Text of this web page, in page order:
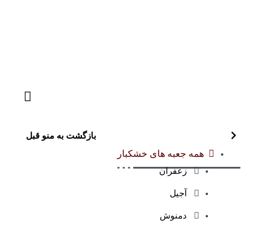
بازگشت به منو قبل
همه جعبه های خشکبار
زعفران
آجیل
دمنوش